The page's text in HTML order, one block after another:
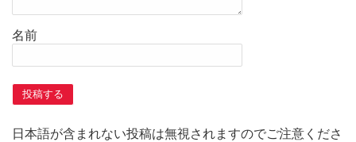
名前
日本語が含まれない投稿は無視されますのでご注意くださ